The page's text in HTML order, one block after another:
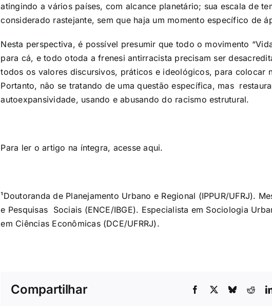
atingindo a vários países, com alcance planetário; sua escala de
considerado rastejante, sem que haja um momento específico de
Nesta perspectiva, é possível presumir que todo o movimento
para cá, e todo otoda a frenesi antirracista precisam ser
todos os valores discursivos, práticos e ideológicos, para colocar
Portanto, não se tratando de uma questão específica, mas
autoexpansividade, usando e abusando do racismo estrutural.
Para ler o artigo na íntegra, acesseaqui.
¹Doutoranda de Planejamento Urbano e Regional (IPPUR/UFRJ).
e Pesquisas Sociais (ENCE/IBGE). Especialista em Sociologia
em Ciências Econômicas (DCE/UFRRJ).
Compartilhar